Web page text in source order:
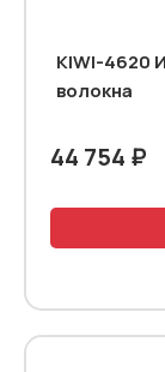
KIWI-4620
волокна
44 754 ₽